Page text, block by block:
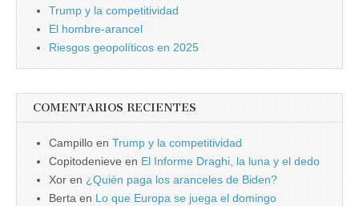
Trump y la competitividad
El hombre-arancel
Riesgos geopolíticos en 2025
COMENTARIOS RECIENTES
Campillo en Trump y la competitividad
Copitodenieve en El Informe Draghi, la luna y el dedo
Xor en ¿Quién paga los aranceles de Biden?
Berta en Lo que Europa se juega el domingo